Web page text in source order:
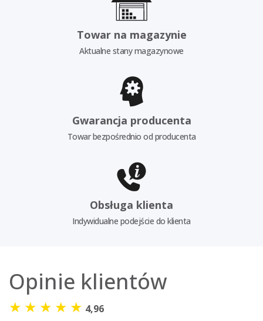
Towar na magazynie
Aktualne stany magazynowe
Gwarancja producenta
Towar bezpośrednio od producenta
Obsługa klienta
Indywidualne podejście do klienta
Opinie klientów
★ ★ ★ ★ ★ 4,96